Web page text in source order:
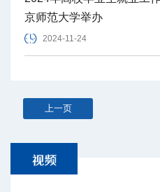
京师范大学举办
2024-11-24
上一页